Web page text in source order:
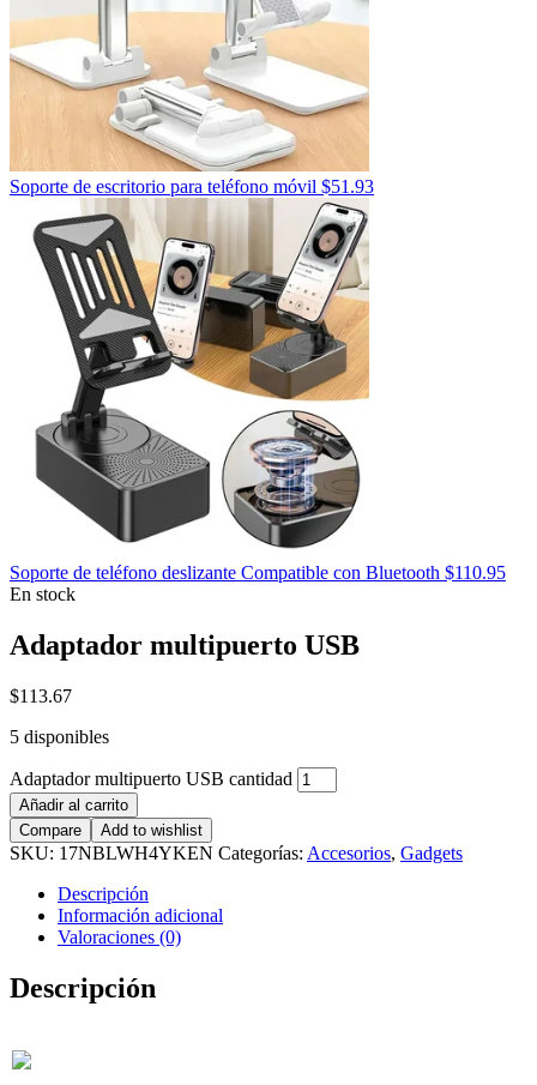
Soporte de escritorio para teléfono móvil $51.93
Soporte de teléfono deslizante Compatible con Bluetooth $110.95
En stock
Adaptador multipuerto USB
$113.67
5 disponibles
Adaptador multipuerto USB cantidad
Añadir al carrito
Compare
Add to wishlist
SKU: 17NBLWH4YKEN Categorías: Accesorios, Gadgets
Descripción
Información adicional
Valoraciones (0)
Descripción